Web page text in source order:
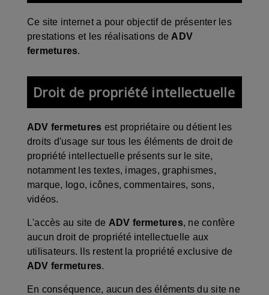
Ce site internet a pour objectif de présenter les
prestations et les réalisations de ADV
fermetures.
Droit de propriété intellectuelle
ADV fermetures est propriétaire ou détient les
droits d'usage sur tous les éléments de droit de
propriété intellectuelle présents sur le site,
notamment les textes, images, graphismes,
marque, logo, icônes, commentaires, sons,
vidéos.
L'accès au site de ADV fermetures, ne confère
aucun droit de propriété intellectuelle aux
utilisateurs. Ils restent la propriété exclusive de
ADV fermetures.
En conséquence, aucun des éléments du site ne